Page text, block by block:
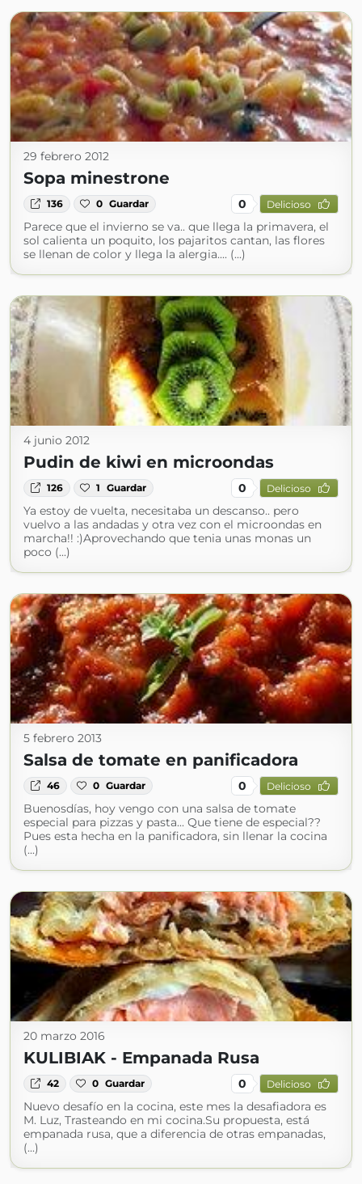
29 febrero 2012
Sopa minestrone
136 0 Guardar 0 Delicioso
Parece que el invierno se va.. que llega la primavera, el
sol calienta un poquito, los pajaritos cantan, las flores
se llenan de color y llega la alergia.... (...)
4 junio 2012
Pudin de kiwi en microondas
126 1 Guardar 0 Delicioso
Ya estoy de vuelta, necesitaba un descanso.. pero
vuelvo a las andadas y otra vez con el microondas en
marcha!! :)Aprovechando que tenia unas monas un
poco (...)
5 febrero 2013
Salsa de tomate en panificadora
46 0 Guardar 0 Delicioso
Buenosdías, hoy vengo con una salsa de tomate
especial para pizzas y pasta... Que tiene de especial??
Pues esta hecha en la panificadora, sin llenar la cocina
(...)
20 marzo 2016
KULIBIAK - Empanada Rusa
42 0 Guardar 0 Delicioso
Nuevo desafío en la cocina, este mes la desafiadora es
M. Luz, Trasteando en mi cocina.Su propuesta, está
empanada rusa, que a diferencia de otras empanadas,
(...)